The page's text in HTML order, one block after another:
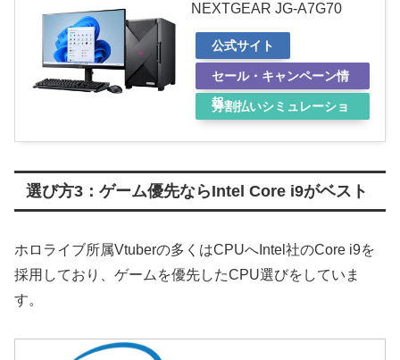
NEXTGEAR JG-A7G70
公式サイト
セール・キャンペーン情
報
分割払いシミュレーショ
選び方3：ゲーム優先ならIntel Core i9がベスト
ホロライブ所属Vtuberの多くはCPUへIntel社のCore i9を
採用しており、ゲームを優先したCPU選びをしていま
す。